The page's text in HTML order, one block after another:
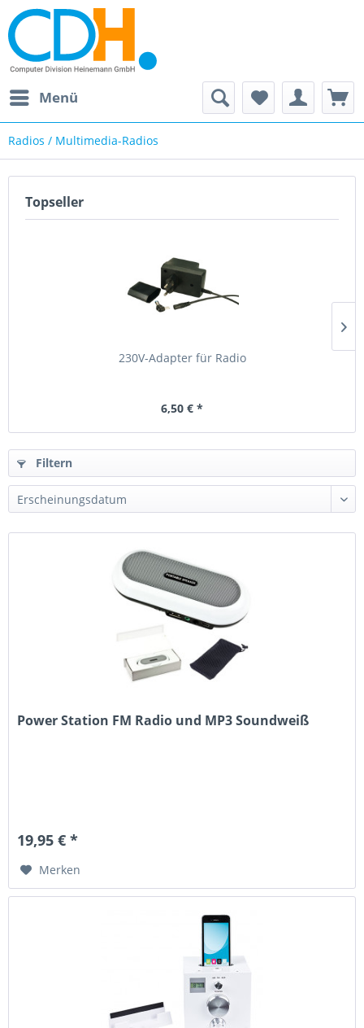
Menü
Radios / Multimedia-Radios
Topseller
230V-Adapter für Radio
6,50 € *
Filtern
Power Station FM Radio und MP3 Soundweiß
19,95 € *
Merken